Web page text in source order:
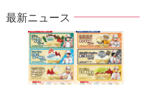
新ニュース